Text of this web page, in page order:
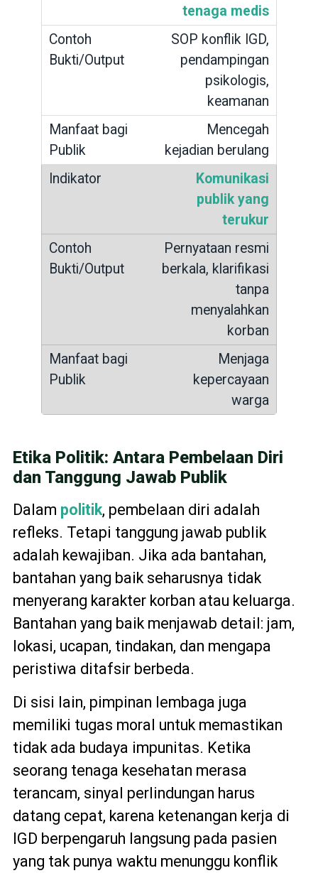
tenaga medis
SOP konflik IGD,
pendampingan
psikologis,
keamanan
Mencegah
kejadian berulang
Komunikasi
publik yang
terukur
Pernyataan resmi
berkala, klarifikasi
tanpa
menyalahkan
korban
Menjaga
kepercayaan
warga
Etika Politik: Antara Pembelaan Diri
dan Tanggung Jawab Publik
Dalam politik, pembelaan diri adalah
refleks. Tetapi tanggung jawab publik
adalah kewajiban. Jika ada bantahan,
bantahan yang baik seharusnya tidak
menyerang karakter korban atau keluarga.
Bantahan yang baik menjawab detail: jam,
lokasi, ucapan, tindakan, dan mengapa
peristiwa ditafsir berbeda.
Di sisi lain, pimpinan lembaga juga
memiliki tugas moral untuk memastikan
tidak ada budaya impunitas. Ketika
seorang tenaga kesehatan merasa
terancam, sinyal perlindungan harus
datang cepat, karena ketenangan kerja di
IGD berpengaruh langsung pada pasien
yang tak punya waktu menunggu konflik